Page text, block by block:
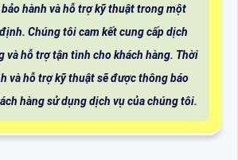
hành và hỗ trợ kỹ thuật trong một
Chúng tôi cam kết cung cấp dịch
và hỗ trợ tận tình cho khách hàng. Thời
và hỗ trợ kỹ thuật sẽ được thông báo
hàng sử dụng dịch vụ của chúng tôi.